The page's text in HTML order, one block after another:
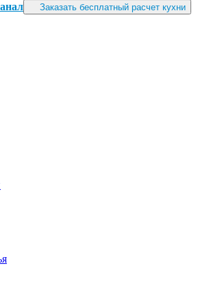
Заказать бесплатный расчет кухни